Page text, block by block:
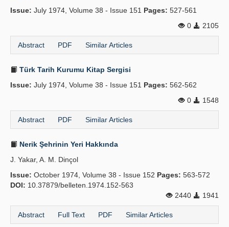
Issue: July 1974, Volume 38 - Issue 151 Pages: 527-561
0
2105
Abstract PDF Similar Articles
Türk Tarih Kurumu Kitap Sergisi
Issue: July 1974, Volume 38 - Issue 151 Pages: 562-562
0
1548
Abstract PDF Similar Articles
Nerik Şehrinin Yeri Hakkında
J. Yakar, A. M. Dinçol
Issue: October 1974, Volume 38 - Issue 152 Pages: 563-572
DOI: 10.37879/belleten.1974.152-563
2440
1941
Abstract Full Text PDF Similar Articles